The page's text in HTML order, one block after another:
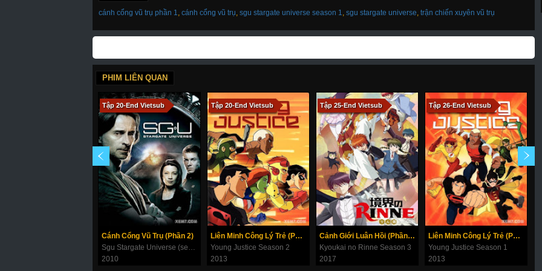
cánh cổng vũ trụ phần 1, cánh cổng vũ trụ, sgu stargate universe season 1, sgu stargate universe, trận chiến xuyên vũ trụ
PHIM LIÊN QUAN
Tập 20-End Vietsub
Cánh Cổng Vũ Trụ (Phần 2)
Sgu Stargate Universe (season 2)
2010
Tập 20-End Vietsub
Liên Minh Công Lý Trẻ (Phần 2)
Young Justice Season 2
2013
Tập 25-End Vietsub
Cảnh Giới Luân Hồi (Phần 3)
Kyoukai no Rinne Season 3
2017
Tập 26-End Vietsub
Liên Minh Công Lý Trẻ (Phần 1)
Young Justice Season 1
2013